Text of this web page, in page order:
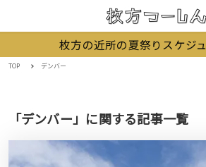
枚方の近所の夏祭りスケジ
TOP デンバー
「デンバー」に関する記事一覧